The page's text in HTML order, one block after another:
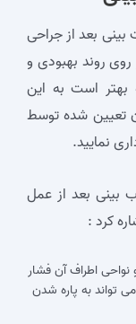
بینی بعد از جراحی
روی روند بهبودی و
بهتر است به این
تعیین شده توسط
نمایید.
بینی بعد از عمل
کرد :
اطراف آن فشار
تواند به پاره شدن